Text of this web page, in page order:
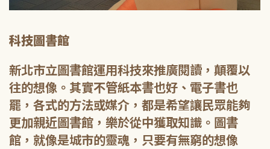
科技圖書館
新北市立圖書館運用科技來推廣閱讀，顛覆以
往的想像。其實不管紙本書也好、電子書也
罷，各式的方法或媒介，都是希望讓民眾能夠
更加親近圖書館，樂於從中獲取知識。圖書
館，就像是城市的靈魂，只要有無窮的想像